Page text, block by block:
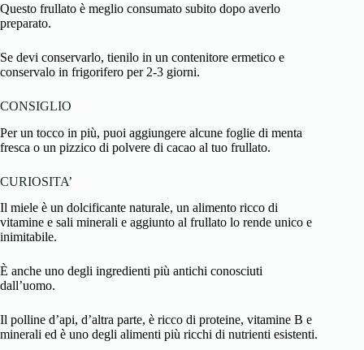
Questo frullato è meglio consumato subito dopo averlo
preparato.
Se devi conservarlo, tienilo in un contenitore ermetico e
conservalo in frigorifero per 2-3 giorni.
CONSIGLIO
Per un tocco in più, puoi aggiungere alcune foglie di menta
fresca o un pizzico di polvere di cacao al tuo frullato.
CURIOSITA’
Il miele è un dolcificante naturale, un alimento ricco di
vitamine e sali minerali e aggiunto al frullato lo rende unico e
inimitabile.
È anche uno degli ingredienti più antichi conosciuti
dall’uomo.
Il polline d’api, d’altra parte, è ricco di proteine, vitamine B e
minerali ed è uno degli alimenti più ricchi di nutrienti esistenti.